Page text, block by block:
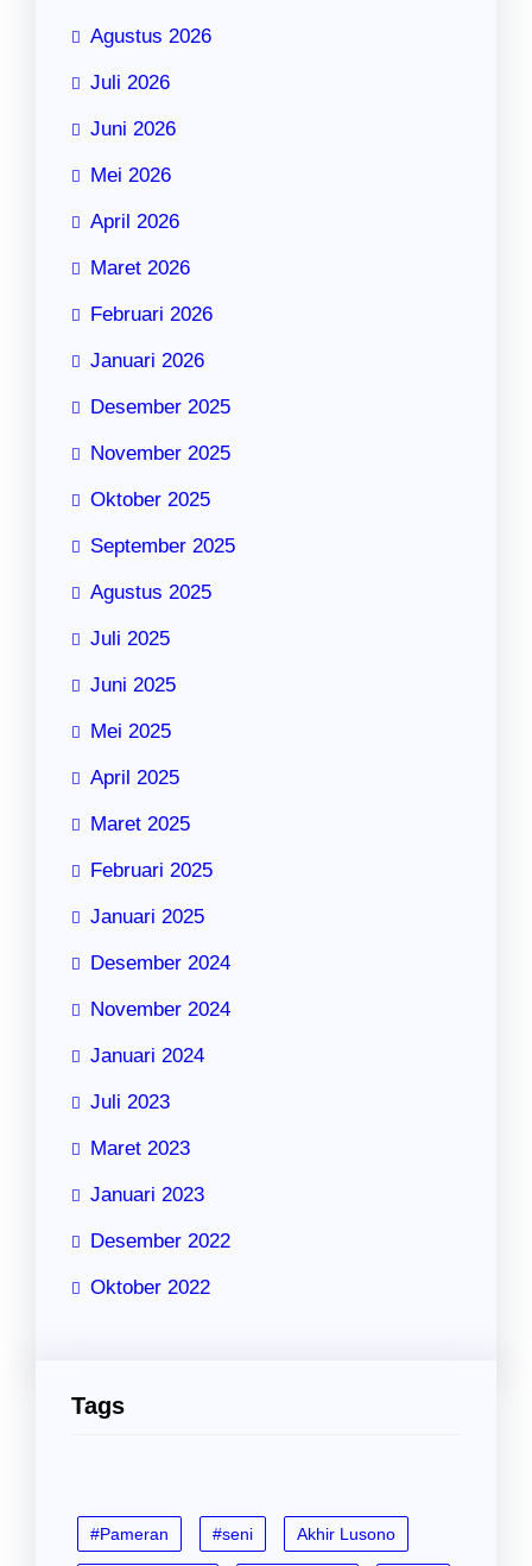
Agustus 2026
Juli 2026
Juni 2026
Mei 2026
April 2026
Maret 2026
Februari 2026
Januari 2026
Desember 2025
November 2025
Oktober 2025
September 2025
Agustus 2025
Juli 2025
Juni 2025
Mei 2025
April 2025
Maret 2025
Februari 2025
Januari 2025
Desember 2024
November 2024
Januari 2024
Juli 2023
Maret 2023
Januari 2023
Desember 2022
Oktober 2022
Tags
#Pameran #seni Akhir Lusono